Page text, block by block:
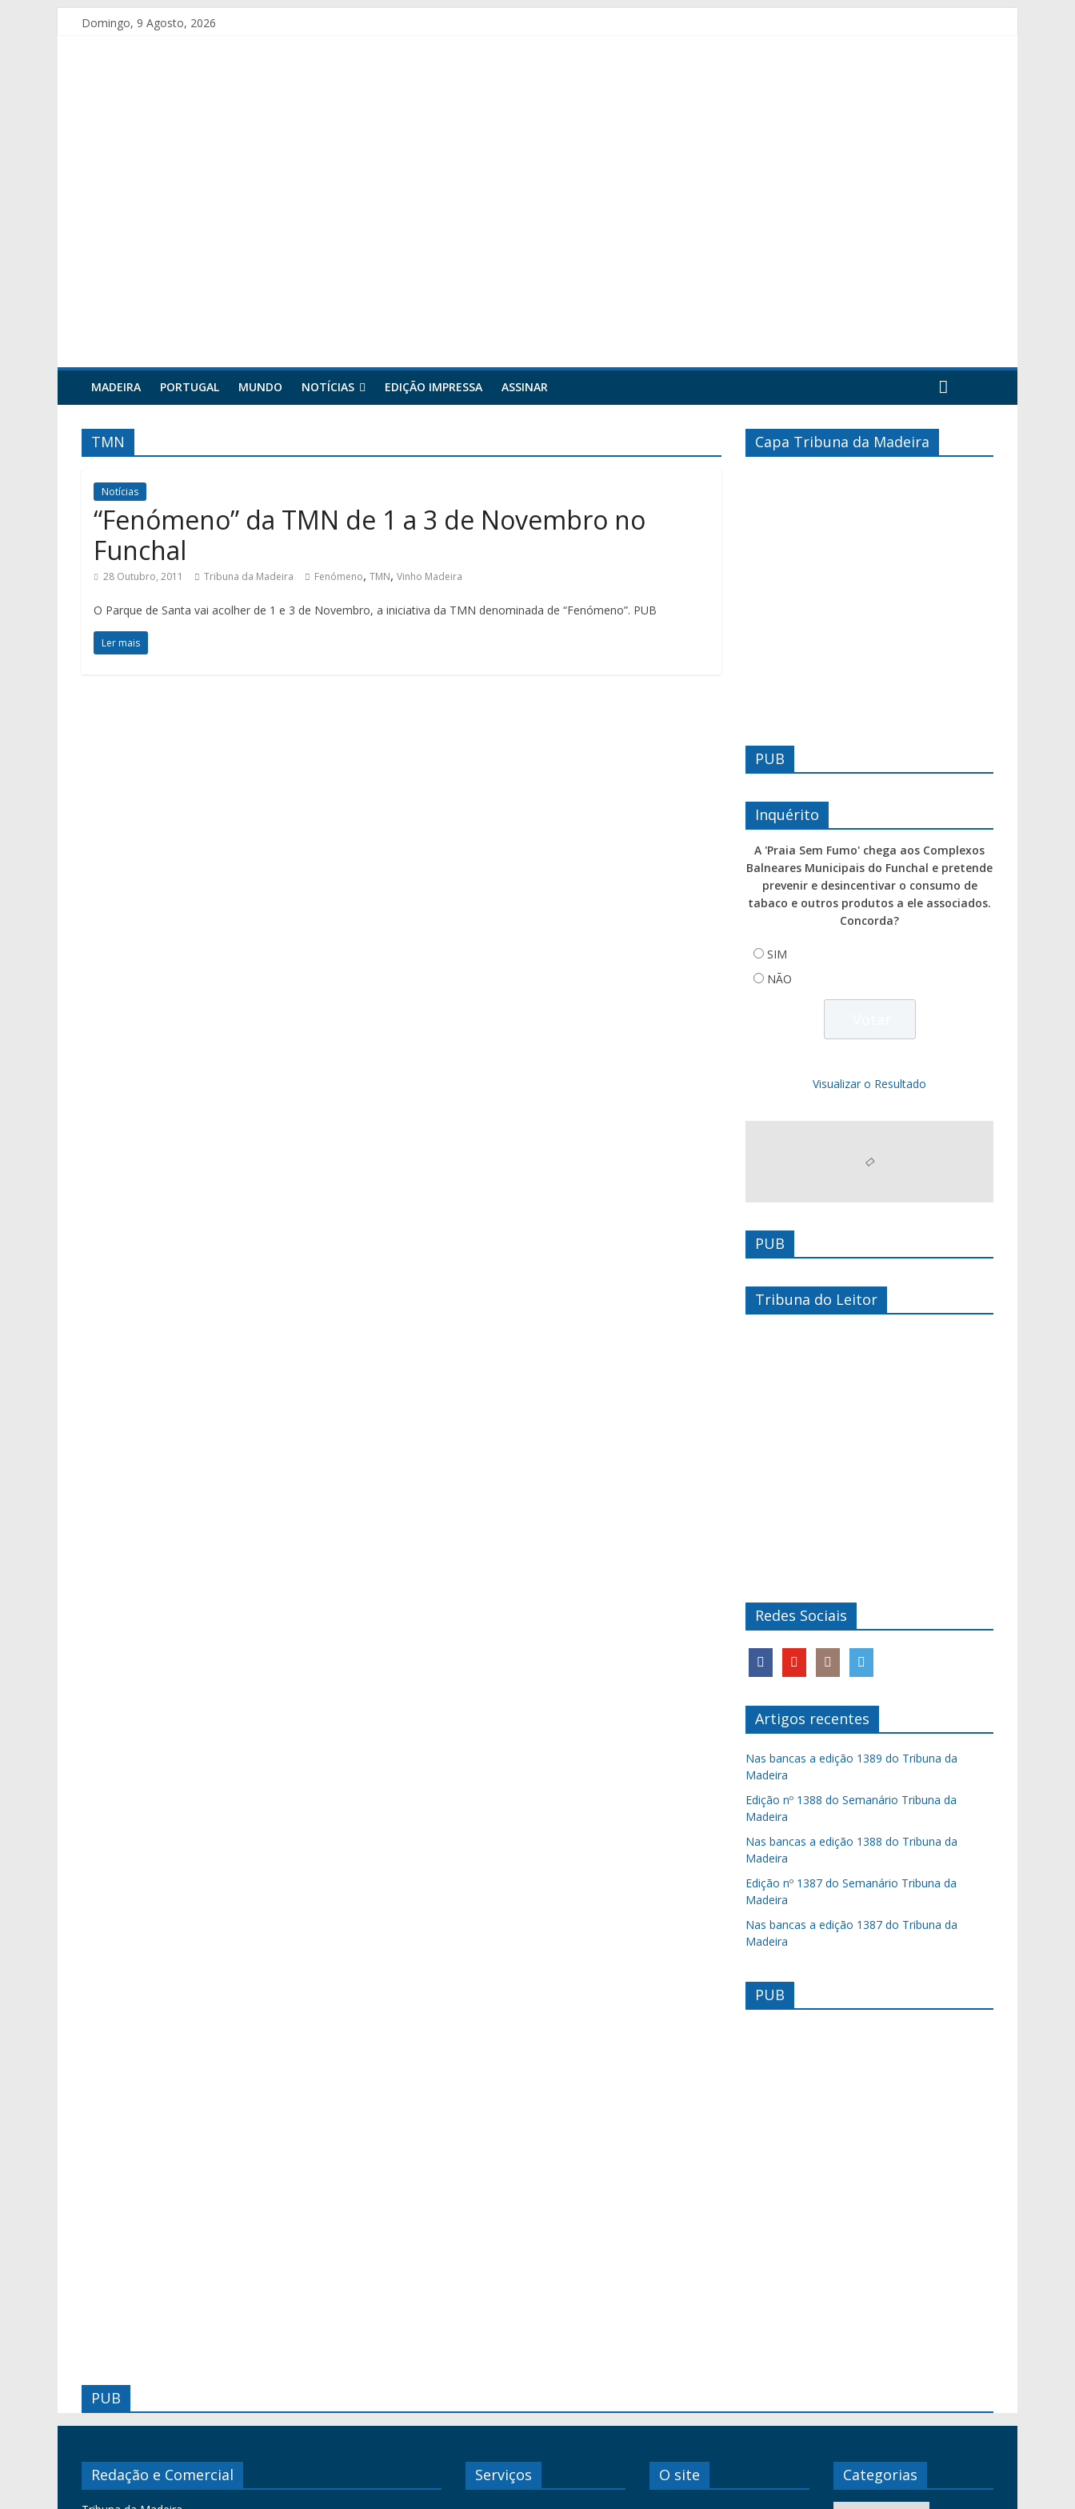
Domingo, 9 Agosto, 2026
MADEIRA PORTUGAL MUNDO NOTÍCIAS EDIÇÃO IMPRESSA ASSINAR
TMN
Notícias
“Fenómeno” da TMN de 1 a 3 de Novembro no
Funchal
28 Outubro, 2011 Tribuna da Madeira Fenómeno, TMN, Vinho Madeira
O Parque de Santa vai acolher de 1 e 3 de Novembro, a iniciativa da TMN denominada de “Fenómeno”. PUB
Ler mais
Capa Tribuna da Madeira
PUB
Inquérito
A 'Praia Sem Fumo' chega aos Complexos
Balneares Municipais do Funchal e pretende
prevenir e desincentivar o consumo de
tabaco e outros produtos a ele associados.
Concorda?
SIM
NÃO
Visualizar o Resultado
PUB
Tribuna do Leitor
Redes Sociais
Artigos recentes
Nas bancas a edição 1389 do Tribuna da
Madeira
Edição nº 1388 do Semanário Tribuna da
Madeira
Nas bancas a edição 1388 do Tribuna da
Madeira
Edição nº 1387 do Semanário Tribuna da
Madeira
Nas bancas a edição 1387 do Tribuna da
Madeira
PUB
PUB
Redação e Comercial Serviços O site Categorias